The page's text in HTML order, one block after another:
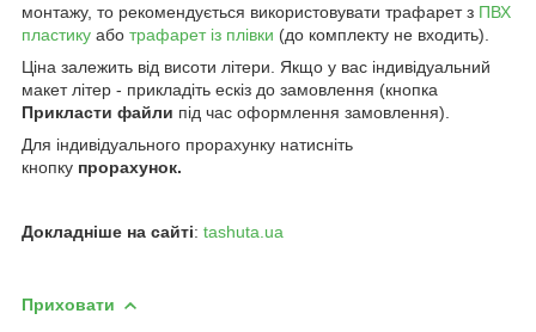
монтажу, то рекомендується використовувати трафарет з ПВХ
пластику або трафарет із плівки (до комплекту не входить).
Ціна залежить від висоти літери. Якщо у вас індивідуальний
макет літер - прикладіть ескіз до замовлення (кнопка
Прикласти файли під час оформлення замовлення).
Для індивідуального прорахунку натисніть
кнопку прорахунок.
Докладніше на сайті: tashuta.ua
Приховати